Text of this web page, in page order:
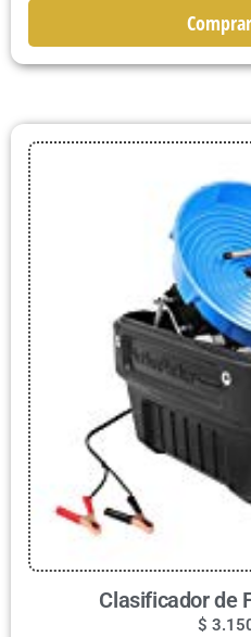
Clasificador de
$